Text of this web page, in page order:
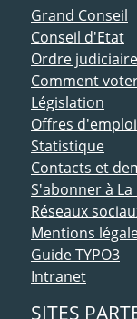
ACCÈS
Grand Conseil
Conseil d'Etat
Ordre judiciaire
Comment
Législation
Offres d'emploi
Statistique
Contacts et
S'abonner à La
Réseaux
Mentions
Guide TYPO3
Intranet
SITES